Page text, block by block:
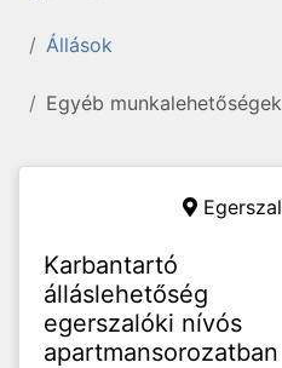
Állások
Egyéb munkalehetőségek
Karbantartó
álláslehetőség
egerszalóki nívós
apartmansorozatban